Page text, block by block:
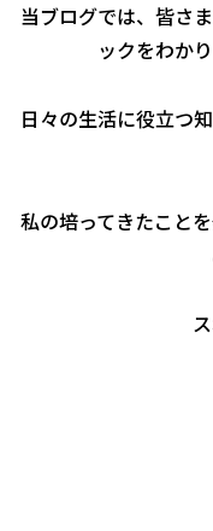
当ブログでは、皆さ
ックをわか
日々の生活に役立つ
私の培ってきたこと